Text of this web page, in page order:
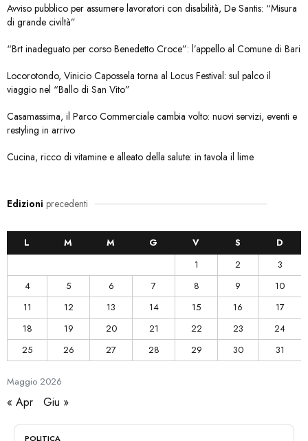
Avviso pubblico per assumere lavoratori con disabilità, De Santis: “Misura
di grande civiltà”
“Brt inadeguato per corso Benedetto Croce”: l’appello al Comune di Bari
Locorotondo, Vinicio Capossela torna al Locus Festival: sul palco il
viaggio nel “Ballo di San Vito”
Casamassima, il Parco Commerciale cambia volto: nuovi servizi, eventi e
restyling in arrivo
Cucina, ricco di vitamine e alleato della salute: in tavola il lime
Edizioni precedenti
Maggio 2026
L M M G V S
D
1
2
3
4
5 6 7 8 9
10
11
12 13 14 15 16
17
18
19 20 21 22 23
24
25
26 27 28 29 30 31
« Apr Giu »
POLITICA